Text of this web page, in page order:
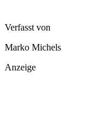
Verfasst von
Marko Michels
Anzeige